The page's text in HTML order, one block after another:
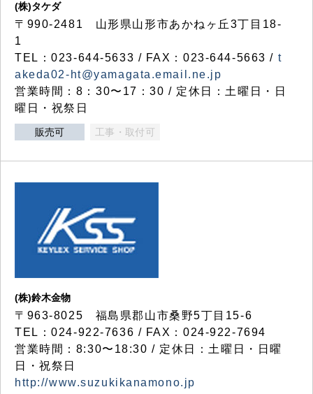
(株)タケダ
〒990-2481 山形県山形市あかねヶ丘3丁目18-
1
TEL：023-644-5633 / FAX：023-644-5663 / t
akeda02-ht@yamagata.email.ne.jp
営業時間：8：30〜17：30 / 定休日：土曜日・日
曜日・祝祭日
販売可 工事・取付可
(株)鈴木金物
〒963-8025 福島県郡山市桑野5丁目15-6
TEL：024-922-7636 / FAX：024-922-7694
営業時間：8:30〜18:30 / 定休日：土曜日・日曜
日・祝祭日
http://www.suzukikanamono.jp